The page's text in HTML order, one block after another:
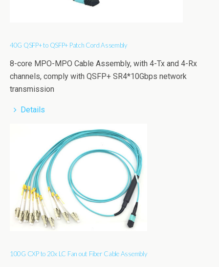
40G QSFP+ to QSFP+ Patch Cord Assembly
8-core MPO-MPO Cable Assembly, with 4-Tx and 4-Rx
channels, comply with QSFP+ SR4*10Gbps network
transmission
Details
100G CXP to 20x LC Fan out Fiber Cable Assembly